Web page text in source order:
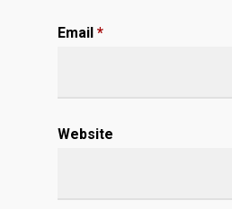
Email *
Website